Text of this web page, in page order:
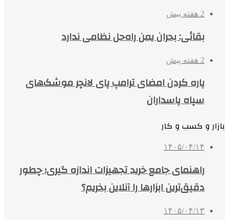
2 هفته پیش
بقائی: بحران یمن راه‌حل نظامی ندارد
2 هفته پیش
پاره کردن امضای ترامپ پای لانچر موشک‌های
سپاه پاسداران
بازار و کسب و کار
۱۴۰۵/۰۴/۱۴
راهنمای جامع خرید تجهیزات اندازه گیری؛ چطور
دقیق‌ترین ابزارها را آنلاین بخریم؟
۱۴۰۵/۰۴/۱۳